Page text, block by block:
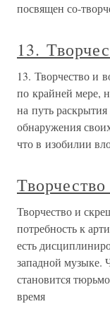
посвящен со-
13.
13. Творчество и
по крайней мере,
на путь
обнаружения
что в изобилии
Творчество и
потребность к
есть
западной музыке.
становится
время